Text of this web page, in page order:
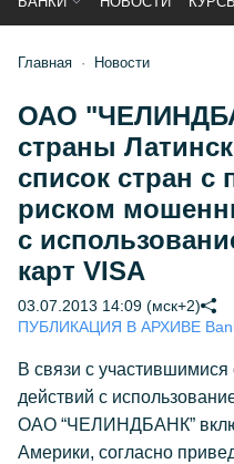
Главная Новости
ОАО
страны
список стран
риском
с
карт VISA
03.07.2013 14:09 (мск+2)
ПУБЛИКАЦИЯ В АРХИВЕ
В связи с
действий с
ОАО “ЧЕЛИНДБАНК”
Америки, согласно